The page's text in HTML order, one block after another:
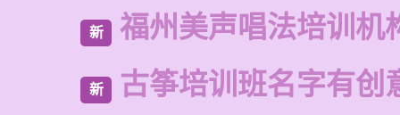
新 福州美声唱法培训机
新 古筝培训班名字有创